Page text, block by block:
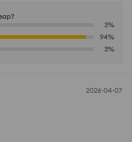
3%
94%
3%
2026-04-07